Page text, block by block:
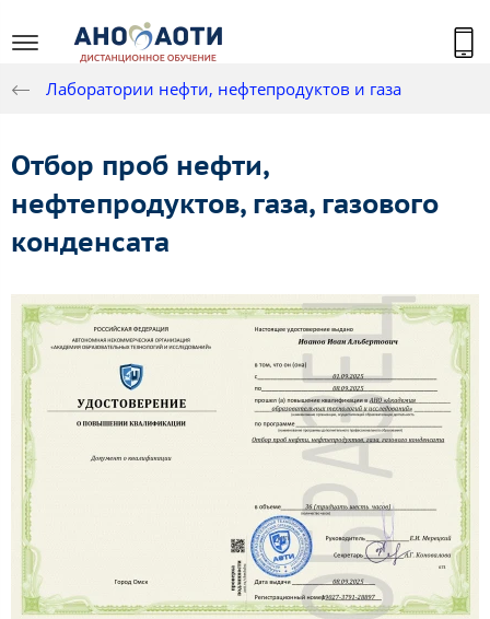
Лаборатории нефти, нефтепродуктов и газа
Отбор проб нефти,
нефтепродуктов, газа, газового
конденсата